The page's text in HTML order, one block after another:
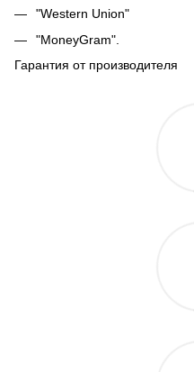
"Western Union"
"MoneyGram".
Гарантия от производителя